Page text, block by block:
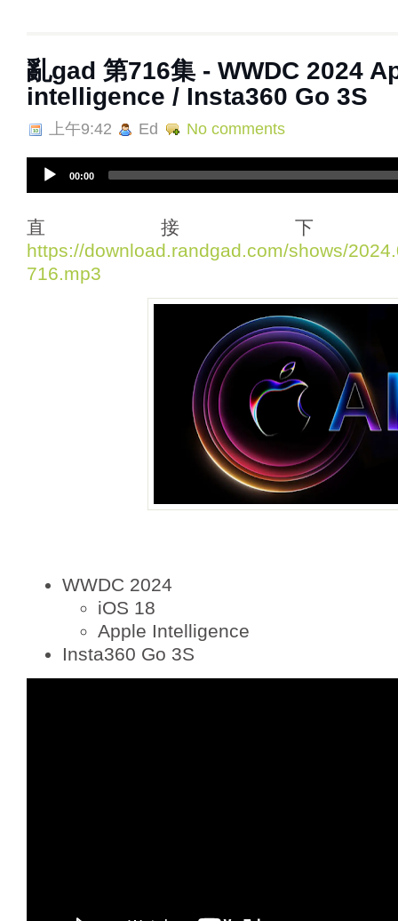
亂‌‌‌gad‌‌‌ ‌‌‌‌‌第716集 - WWDC 2024
intelligence / Insta360 Go 3S
上午9:42 Ed No comments
i
o
P
l
00:00
直接
https://download.randgad.com/shows/
716.mp3
WWDC 2024
iOS 18
Apple Intelligence
Insta360 Go 3S